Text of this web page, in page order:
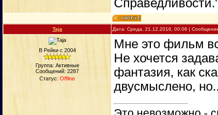
Справедливости.
Taja Дата: Среда, 21.12.2016, 00:06 |
В Рейки с 2004
Группа: Активные
Сообщений: 2287
Статус: Offline
Мне это фильм
Не хочется
фантазия, как
двусмыслено,